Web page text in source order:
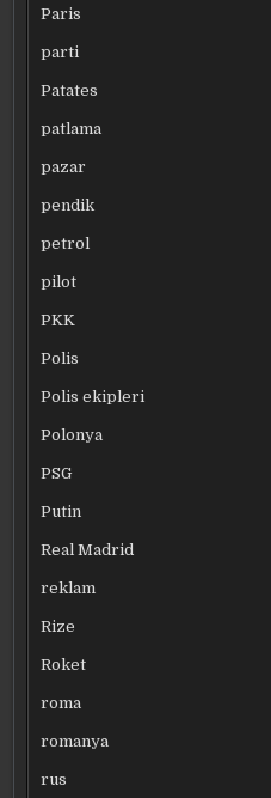
Paris
parti
Patates
patlama
pazar
pendik
petrol
pilot
PKK
Polis
Polis ekipleri
Polonya
PSG
Putin
Real Madrid
reklam
Rize
Roket
roma
romanya
rus